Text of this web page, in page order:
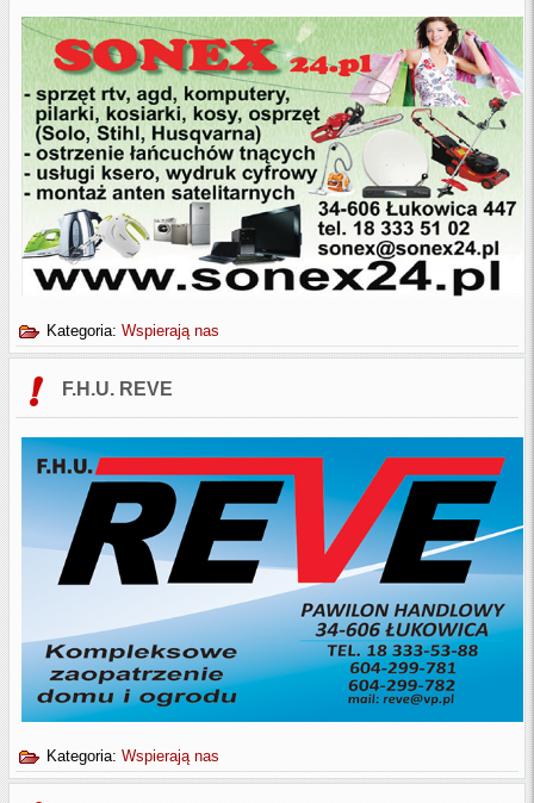
Kategoria:Wspierają nas
F.H.U. REVE
Kategoria:Wspierają nas